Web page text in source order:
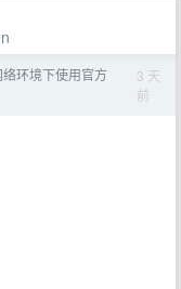
环境下使用官方
3 天
前